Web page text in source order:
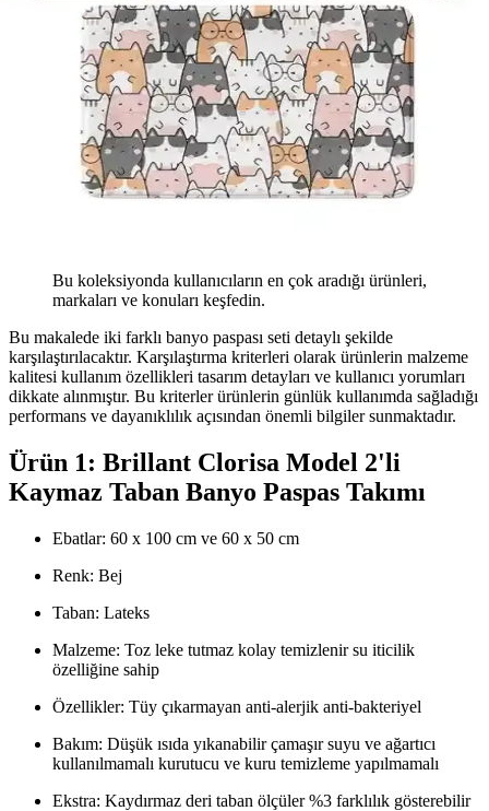
Bu koleksiyonda kullanıcıların en çok aradığı ürünleri,
markaları ve konuları keşfedin.
Bu makalede iki farklı banyo paspası seti detaylı şekilde
karşılaştırılacaktır. Karşılaştırma kriterleri olarak ürünlerin malzeme
kalitesi kullanım özellikleri tasarım detayları ve kullanıcı yorumları
dikkate alınmıştır. Bu kriterler ürünlerin günlük kullanımda sağladığı
performans ve dayanıklılık açısından önemli bilgiler sunmaktadır.
Ürün 1: Brillant Clorisa Model 2'li
Kaymaz Taban Banyo Paspas Takımı
Ebatlar: 60 x 100 cm ve 60 x 50 cm
Renk: Bej
Taban: Lateks
Malzeme: Toz leke tutmaz kolay temizlenir su iticilik
özelliğine sahip
Özellikler: Tüy çıkarmayan anti-alerjik anti-bakteriyel
Bakım: Düşük ısıda yıkanabilir çamaşır suyu ve ağartıcı
kullanılmamalı kurutucu ve kuru temizleme yapılmamalı
Ekstra: Kaydırmaz deri taban ölçüler %3 farklılık gösterebilir